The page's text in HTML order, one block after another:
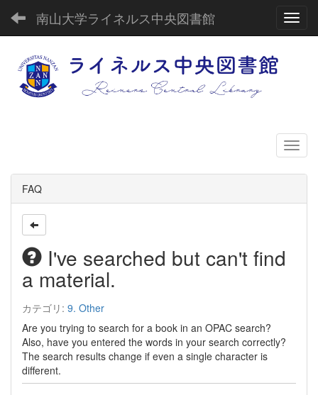
南山大学ライネルス中央図書館
FAQ
I've searched but can't find
a material.
カテゴリ: 9. Other
Are you trying to search for a book in an OPAC search?
Also, have you entered the words in your search correctly?
The search results change if even a single character is
different.